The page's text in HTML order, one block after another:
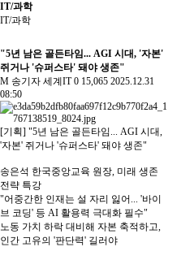
IT/과학
IT/과학
"5년 남은 골든타임... AGI 시대, '자본'
쥐거나 '슈퍼스타' 돼야 생존"
M 송기자 세계IT0 15,065 2025.12.31
08:50
[기획] "5년 남은 골든타임... AGI 시대,
'자본' 쥐거나 '슈퍼스타' 돼야 생존"
송은석 한국중앙교육 원장, 미래 생존
전략 특강
"어중간한 인재는 설 자리 잃어... '바이
브 코딩' 등 AI 활용력 극대화 필수"
노동 가치 하락 대비해 자본 축적하고,
인간 고유의 '판단력' 길러야